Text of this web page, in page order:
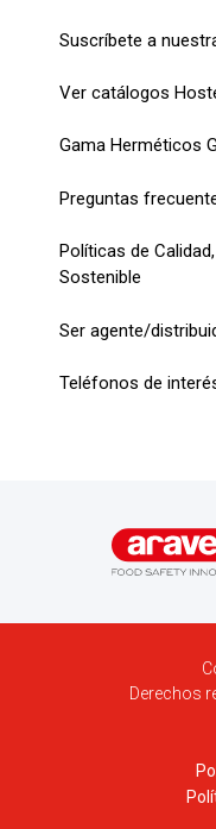
Suscríbete a
Ver catálogos
Gama Herméticos
Preguntas
Políticas de
Sostenible
Ser agente/
Teléfonos de
Derechos